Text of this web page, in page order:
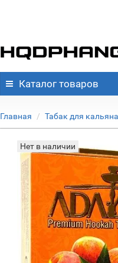
Каталог товаров
Главная Табак для кальяна
Нет в наличии